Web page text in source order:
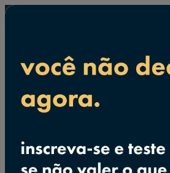
Finalize a sua
Curso de Projeto